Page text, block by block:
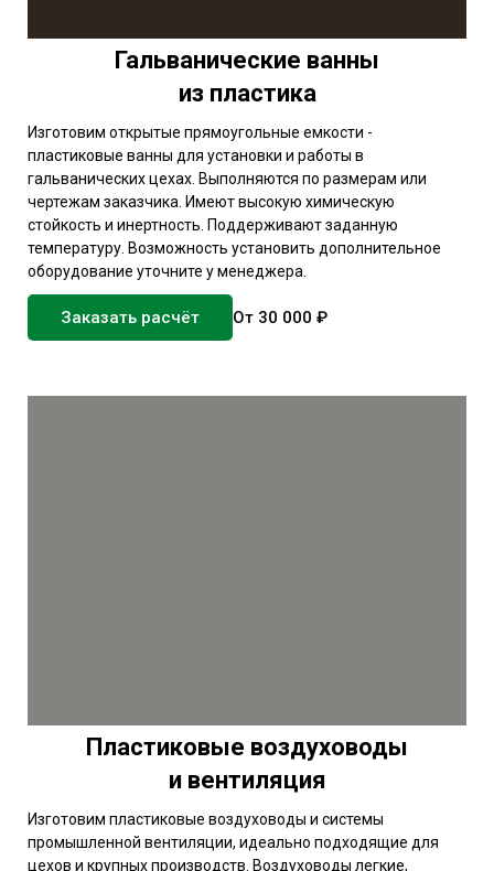
Гальванические ванны
из пластика
Изготовим открытые прямоугольные емкости -
пластиковые ванны для установки и работы в
гальванических цехах. Выполняются по размерам или
чертежам заказчика. Имеют высокую химическую
стойкость и инертность. Поддерживают заданную
температуру. Возможность установить дополнительное
оборудование уточните у менеджера.
Заказать расчёт От 30 000 ₽
Пластиковые воздуховоды
и вентиляция
Изготовим пластиковые воздуховоды и системы
промышленной вентиляции, идеально подходящие для
цехов и крупных производств. Воздуховоды легкие,